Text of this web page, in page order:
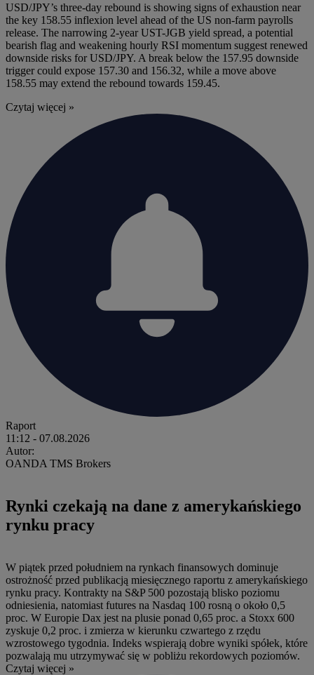
USD/JPY’s three-day rebound is showing signs of exhaustion near
the key 158.55 inflexion level ahead of the US non-farm payrolls
release. The narrowing 2-year UST-JGB yield spread, a potential
bearish flag and weakening hourly RSI momentum suggest renewed
downside risks for USD/JPY. A break below the 157.95 downside
trigger could expose 157.30 and 156.32, while a move above
158.55 may extend the rebound towards 159.45.
Czytaj więcej »
Raport
11:12 - 07.08.2026
Autor:
OANDA TMS Brokers
Rynki czekają na dane z amerykańskiego
rynku pracy
W piątek przed południem na rynkach finansowych dominuje
ostrożność przed publikacją miesięcznego raportu z amerykańskiego
rynku pracy. Kontrakty na S&P 500 pozostają blisko poziomu
odniesienia, natomiast futures na Nasdaq 100 rosną o około 0,5
proc. W Europie Dax jest na plusie ponad 0,65 proc. a Stoxx 600
zyskuje 0,2 proc. i zmierza w kierunku czwartego z rzędu
wzrostowego tygodnia. Indeks wspierają dobre wyniki spółek, które
pozwalają mu utrzymywać się w pobliżu rekordowych poziomów.
Czytaj więcej »